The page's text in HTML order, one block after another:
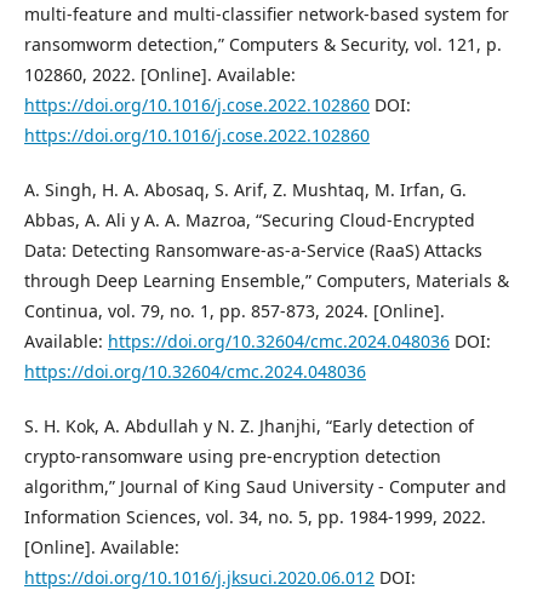
multi-feature and multi-classifier network-based system for
ransomworm detection,” Computers & Security, vol. 121, p.
102860, 2022. [Online]. Available:
https://doi.org/10.1016/j.cose.2022.102860 DOI:
https://doi.org/10.1016/j.cose.2022.102860
A. Singh, H. A. Abosaq, S. Arif, Z. Mushtaq, M. Irfan, G.
Abbas, A. Ali y A. A. Mazroa, “Securing Cloud-Encrypted
Data: Detecting Ransomware-as-a-Service (RaaS) Attacks
through Deep Learning Ensemble,” Computers, Materials &
Continua, vol. 79, no. 1, pp. 857-873, 2024. [Online].
Available: https://doi.org/10.32604/cmc.2024.048036 DOI:
https://doi.org/10.32604/cmc.2024.048036
S. H. Kok, A. Abdullah y N. Z. Jhanjhi, “Early detection of
crypto-ransomware using pre-encryption detection
algorithm,” Journal of King Saud University - Computer and
Information Sciences, vol. 34, no. 5, pp. 1984-1999, 2022.
[Online]. Available:
https://doi.org/10.1016/j.jksuci.2020.06.012 DOI: